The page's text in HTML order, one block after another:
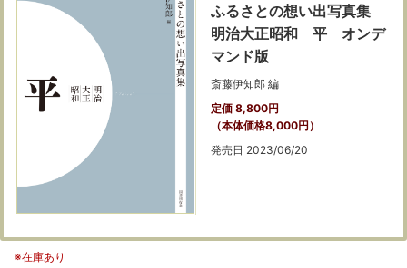
ふるさとの想い出写真集
明治大正昭和 平 オンデ
マンド版
斎藤伊知郎 編
定価 8,800円
（本体価格8,000円）
発売日 2023/06/20
※在庫あり